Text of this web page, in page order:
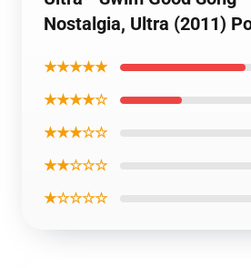
Nostalgia, Ultra (2011)
★★★★★
★★★★☆
★★★☆☆
★★☆☆☆
★☆☆☆☆